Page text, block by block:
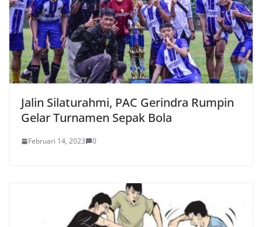
Jalin Silaturahmi, PAC Gerindra Rumpin
Gelar Turnamen Sepak Bola
Februari 14, 2023 0